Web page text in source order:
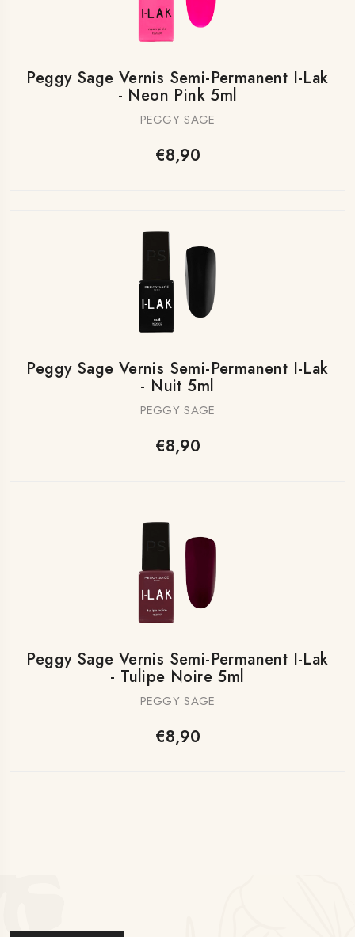
Peggy Sage Vernis Semi-Permanent I-Lak
- Neon Pink 5ml
PEGGY SAGE
€8,90
Peggy Sage Vernis Semi-Permanent I-Lak
- Nuit 5ml
PEGGY SAGE
€8,90
Peggy Sage Vernis Semi-Permanent I-Lak
- Tulipe Noire 5ml
PEGGY SAGE
€8,90